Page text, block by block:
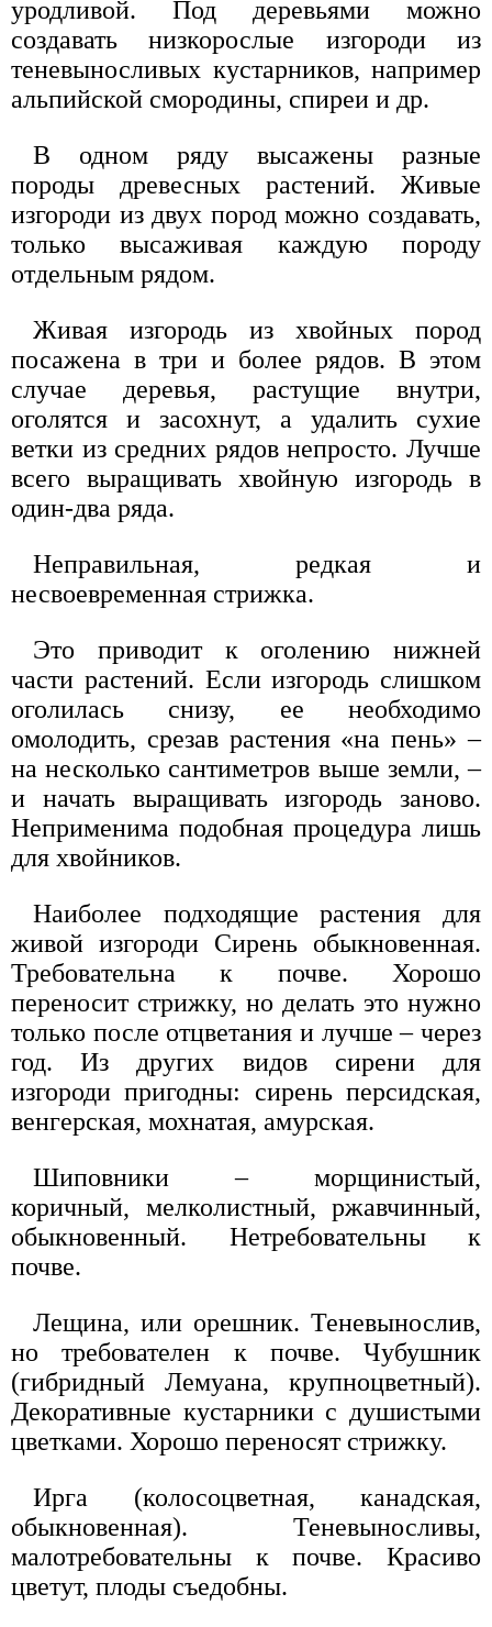
уродливой. Под деревьями можно
создавать низкорослые изгороди из
теневыносливых кустарников, например
альпийской смородины, спиреи и др.
В одном ряду высажены разные
породы древесных растений. Живые
изгороди из двух пород можно создавать,
только высаживая каждую породу
отдельным рядом.
Живая изгородь из хвойных пород
посажена в три и более рядов. В этом
случае деревья, растущие внутри,
оголятся и засохнут, а удалить сухие
ветки из средних рядов непросто. Лучше
всего выращивать хвойную изгородь в
один-два ряда.
Неправильная, редкая и
несвоевременная стрижка.
Это приводит к оголению нижней
части растений. Если изгородь слишком
оголилась снизу, ее необходимо
омолодить, срезав растения «на пень» –
на несколько сантиметров выше земли, –
и начать выращивать изгородь заново.
Неприменима подобная процедура лишь
для хвойников.
Наиболее подходящие растения для
живой изгороди Сирень обыкновенная.
Требовательна к почве. Хорошо
переносит стрижку, но делать это нужно
только после отцветания и лучше – через
год. Из других видов сирени для
изгороди пригодны: сирень персидская,
венгерская, мохнатая, амурская.
Шиповники – морщинистый,
коричный, мелколистный, ржавчинный,
обыкновенный. Нетребовательны к
почве.
Лещина, или орешник. Теневынослив,
но требователен к почве. Чубушник
(гибридный Лемуана, крупноцветный).
Декоративные кустарники с душистыми
цветками. Хорошо переносят стрижку.
Ирга (колосоцветная, канадская,
обыкновенная). Теневыносливы,
малотребовательны к почве. Красиво
цветут, плоды съедобны.